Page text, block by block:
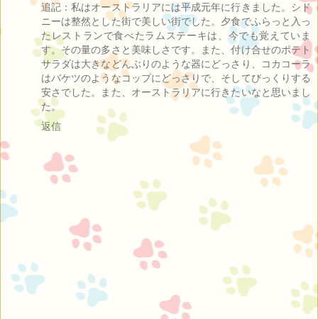
追記：私はオーストラリアには平成元年に行きました。シド
ニーは整然とした街で美しい街でした。夕食でふらっと入っ
たレストランで食べたラムステーキは、今でも覚えていま
す。その量の多さと美味しさです。また、付け合せのポテト
サラダは大きなどんぶりのような器にどっさり、コカコーラ
はバケツのようなコップにどっさりで、そしてびっくりする
安さでした。また、オーストラリアに行きたいなと思いまし
た。
返信